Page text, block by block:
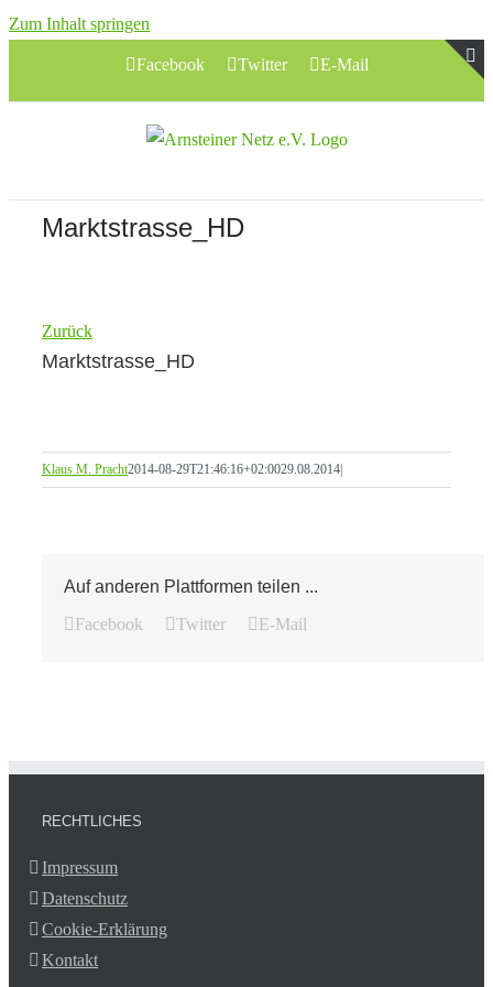
Zum Inhalt springen
Facebook Twitter E-Mail
Marktstrasse_HD
Zurück
Marktstrasse_HD
Klaus M. Pracht2014-08-29T21:46:16+02:0029.08.2014|
Auf anderen Plattformen teilen ...
Facebook
Twitter E-Mail
RECHTLICHES
Impressum
Datenschutz
Cookie-Erklärung
Kontakt